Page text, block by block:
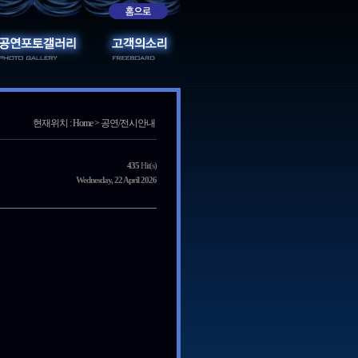
현재위치 : Home > 공연/전시안내
435Hit(s)
Wednesday, 22 April 2026